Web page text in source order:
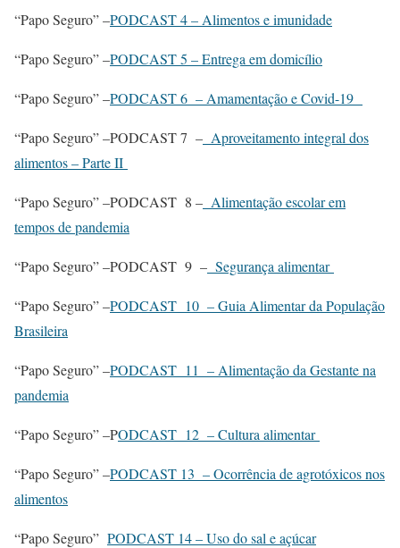
“Papo Seguro” –PODCAST 4 – Alimentos e imunidade
“Papo Seguro” –PODCAST 5 – Entrega em domicílio
“Papo Seguro” –PODCAST 6 – Amamentação e Covid-19
“Papo Seguro” –PODCAST 7 – Aproveitamento integral dos
alimentos – Parte II
“Papo Seguro” –PODCAST 8 – Alimentação escolar em
tempos de pandemia
“Papo Seguro” –PODCAST 9 – Segurança alimentar
“Papo Seguro” –PODCAST 10 – Guia Alimentar da População
Brasileira
“Papo Seguro” –PODCAST 11 – Alimentação da Gestante na
pandemia
“Papo Seguro” –PODCAST 12 – Cultura alimentar
“Papo Seguro” –PODCAST 13 – Ocorrência de agrotóxicos nos
alimentos
“Papo Seguro” PODCAST 14 – Uso do sal e açúcar